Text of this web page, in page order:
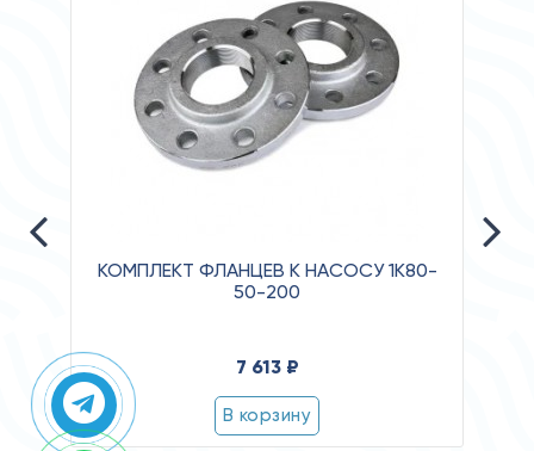
КОМПЛЕКТ ФЛАНЦЕВ К НАСОСУ 1К80-
50-200
7 613 ₽
В корзину